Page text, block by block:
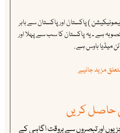
) پاکستان اور پاکستان سے باہر
ہے ۔ یہ پاکستان کا سب سے پہلا اور
میڈیا ہاوس ہے .
مزید جانیے
حاصل کریں
اور تبصروں سے بروقت اگاہی کے